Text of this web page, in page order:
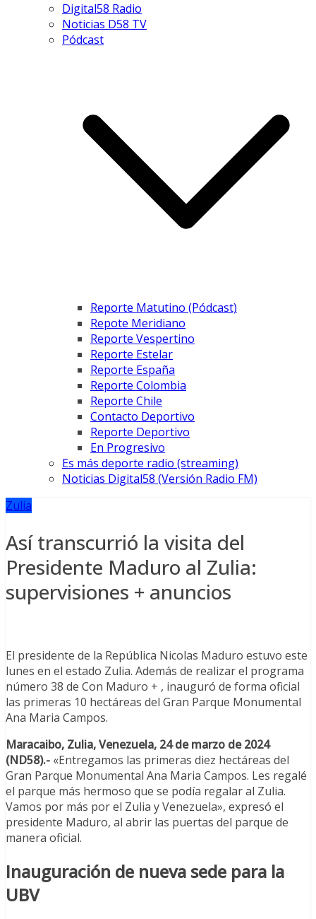
Digital58 Radio
Noticias D58 TV
Pódcast
Reporte Matutino (Pódcast)
Repote Meridiano
Reporte Vespertino
Reporte Estelar
Reporte España
Reporte Colombia
Reporte Chile
Contacto Deportivo
Reporte Deportivo
En Progresivo
Es más deporte radio (streaming)
Noticias Digital58 (Versión Radio FM)
Zulia
Así transcurrió la visita del
Presidente Maduro al Zulia:
supervisiones + anuncios
El presidente de la República Nicolas Maduro estuvo este
lunes en el estado Zulia. Además de realizar el programa
número 38 de Con Maduro + , inauguró de forma oficial
las primeras 10 hectáreas del Gran Parque Monumental
Ana Maria Campos.
Maracaibo, Zulia, Venezuela, 24 de marzo de 2024
(ND58).- «Entregamos las primeras diez hectáreas del
Gran Parque Monumental Ana Maria Campos. Les regalé
el parque más hermoso que se podía regalar al Zulia.
Vamos por más por el Zulia y Venezuela», expresó el
presidente Maduro, al abrir las puertas del parque de
manera oficial.
Inauguración de nueva sede para la
UBV